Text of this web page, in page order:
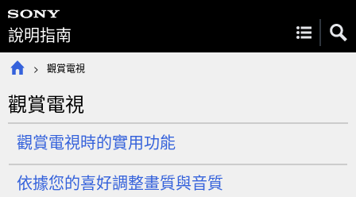
說明指南
觀賞電視
觀賞電視
觀賞電視時的實用功能
依據您的喜好調整畫質與音質